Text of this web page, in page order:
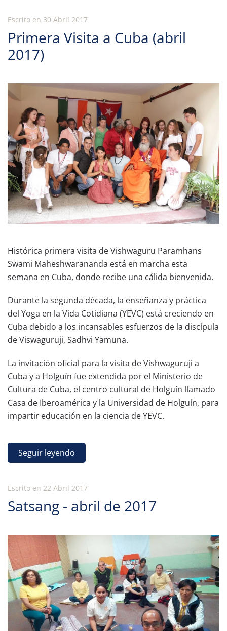
Escrito en 30 Abril 2017
Primera Visita a Cuba (abril
2017)
Histórica primera visita de Vishwaguru Paramhans
Swami Maheshwarananda está en marcha esta
semana en Cuba, donde recibe una cálida bienvenida.
Durante la segunda década, la enseñanza y práctica
del Yoga en la Vida Cotidiana (YEVC) está creciendo en
Cuba debido a los incansables esfuerzos de la discípula
de Viswaguruji, Sadhvi Yamuna.
La invitación oficial para la visita de Vishwaguruji a
Cuba y a Holguín fue extendida por el Ministerio de
Cultura de Cuba, el centro cultural de Holguín llamado
Casa de Iberoamérica y la Universidad de Holguín, para
impartir educación en la ciencia de YEVC.
Seguir leyendo
Escrito en 22 Abril 2017
Satsang - abril de 2017